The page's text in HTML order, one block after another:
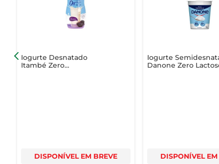
Iogurte Desnatado
Itambé Zero
DISPONÍVEL EM BREVE
Iogurte
Danone Zero
DISPONÍVEL EM